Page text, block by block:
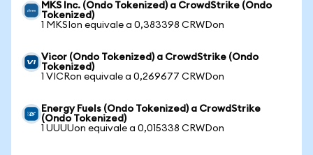
MKS Inc. (Ondo Tokenized) a CrowdStrike (Ondo
Tokenized)
1 MKSIon equivale a 0,383398 CRWDon
Vicor (Ondo Tokenized) a CrowdStrike (Ondo
Tokenized)
1 VICRon equivale a 0,269677 CRWDon
Energy Fuels (Ondo Tokenized) a CrowdStrike
(Ondo Tokenized)
1 UUUUon equivale a 0,015338 CRWDon